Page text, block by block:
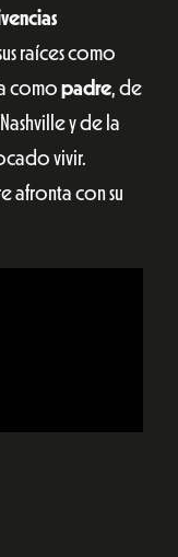
raíces como
como padre, de
y de la
vivir.
afronta con su